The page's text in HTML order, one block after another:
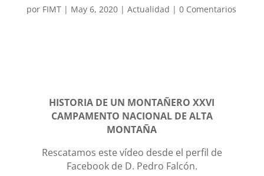
por FIMT| May 6, 2020| Actualidad | 0 Comentarios
HISTORIA DE UN MONTAÑERO XXVI
CAMPAMENTO NACIONAL DE ALTA
MONTAÑA
Rescatamos este vídeo desde el perfil de
Facebook de D. Pedro Falcón.